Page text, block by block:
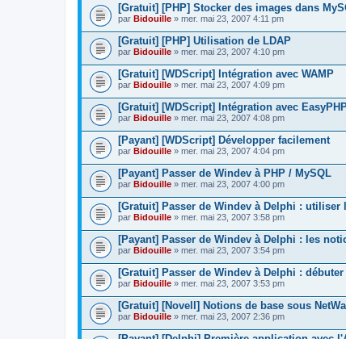
[Gratuit] [PHP] Stocker des images dans
par Bidouille » mer. mai 23, 2007 4:11 pm
[Gratuit] [PHP] Utilisation de LDAP
par Bidouille » mer. mai 23, 2007 4:10 pm
[Gratuit] [WDScript] Intégration avec WAMP
par Bidouille » mer. mai 23, 2007 4:09 pm
[Gratuit] [WDScript] Intégration avec
par Bidouille » mer. mai 23, 2007 4:08 pm
[Payant] [WDScript] Développer facilement
par Bidouille » mer. mai 23, 2007 4:04 pm
[Payant] Passer de Windev à PHP / MySQL
par Bidouille » mer. mai 23, 2007 4:00 pm
[Gratuit] Passer de Windev à Delphi : utiliser
par Bidouille » mer. mai 23, 2007 3:58 pm
[Payant] Passer de Windev à Delphi : les
par Bidouille » mer. mai 23, 2007 3:54 pm
[Gratuit] Passer de Windev à Delphi : débuter
par Bidouille » mer. mai 23, 2007 3:53 pm
[Gratuit] [Novell] Notions de base sous
par Bidouille » mer. mai 23, 2007 2:36 pm